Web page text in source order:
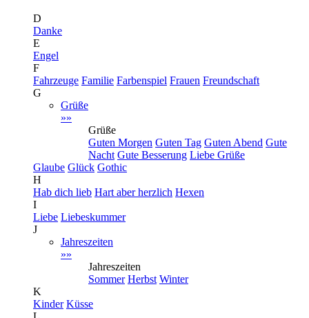
D
Danke
E
Engel
F
Fahrzeuge Familie Farbenspiel Frauen Freundschaft
G
Grüße
»»
Grüße
Guten Morgen Guten Tag Guten Abend Gute
Nacht Gute Besserung Liebe Grüße
Glaube Glück Gothic
H
Hab dich lieb Hart aber herzlich Hexen
I
Liebe Liebeskummer
J
Jahreszeiten
»»
Jahreszeiten
Sommer Herbst Winter
K
Kinder Küsse